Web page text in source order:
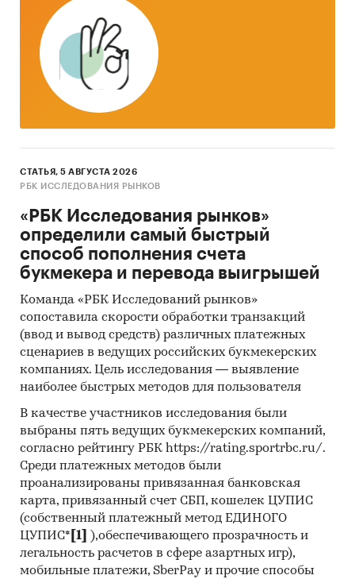
деятельности производителей:
ряде производителей были получены в
результате анализа показателей их финансово-
хозяйственной деятельности, информации из
открытых источников об их деятельности,
мнений экспертов и наших собственных
Мониторинг документов: в качестве
основных методов анализа данных выступают
так называемые (1) Традиционный
документов и (2) Квантитативный
(количественный) анализ с применением
пакетов программ, к которым имеет доступ
наше агентство.
Контент-анализ выполняется в рамках
проведения Desk Research (кабинетное
исследование). В общем виде целью
кабинетного исследования является
проанализировать ситуацию на рынке шунтов
токовых и получить (рассчитать) показатели,
характеризующие его состояние в настоящее
время и в будущем.
Источники получения информации
Базы данных Федеральной Таможенной
службы РФ, ФСГС РФ (Росстат).
Материалы DataMonitor, EuroMonitor,
Eurostat.
СТАТЬЯ, 5 АВГУСТА 2026
РБК ИССЛЕДОВАНИЯ РЫНКОВ
«РБК Исследования рынков»
определили самый быстрый
способ пополнения счета
букмекера и перевода выигрышей
Команда «РБК Исследований рынков»
сопоставила скорости обработки транзакций
(ввод и вывод средств) различных платежных
сценариев в ведущих российских букмекерских
компаниях. Цель исследования — выявление
наиболее быстрых методов для пользователя
В качестве участников исследования были
выбраны пять ведущих букмекерских компаний,
согласно рейтингу РБК https://rating.sportrbc.ru/.
Среди платежных методов были
проанализированы привязанная банковская
карта, привязанный счет СБП, кошелек ЦУПИС
(собственный платежный метод ЕДИНОГО
ЦУПИС* [1]
),обеспечивающего прозрачность и
легальность расчетов в сфере азартных игр),
мобильные платежи, SberPay и прочие способы